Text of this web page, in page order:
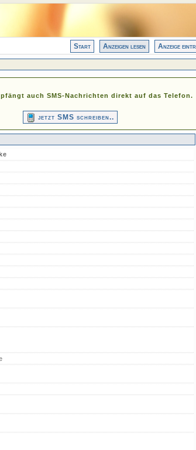
Start Anzeigen lesen Anzeige
auch SMS-Nachrichten direkt auf das Telefon.
jetzt SMS schreiben..